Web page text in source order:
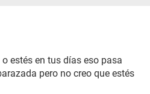
estés en tus días eso pasa
pero no creo que estés